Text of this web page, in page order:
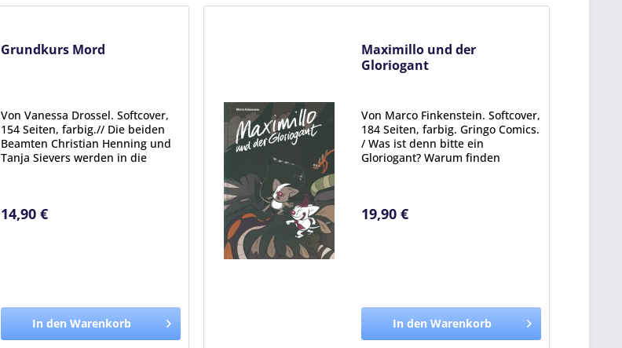
Grundkurs Mord
Von Vanessa Drossel. Softcover,
154 Seiten, farbig.// Die beiden
Beamten Christian Henning und
Tanja Sievers werden in die
schnell als...
14,90 €
In den Warenkorb
Maximillo und der
Gloriogant
Von Marco Finkenstein. Softcover,
184 Seiten, farbig. Gringo Comics.
/ Was ist denn bitte ein
Gloriogant? Warum finden
seine Schwester Psia werden...
19,90 €
In den Warenkorb